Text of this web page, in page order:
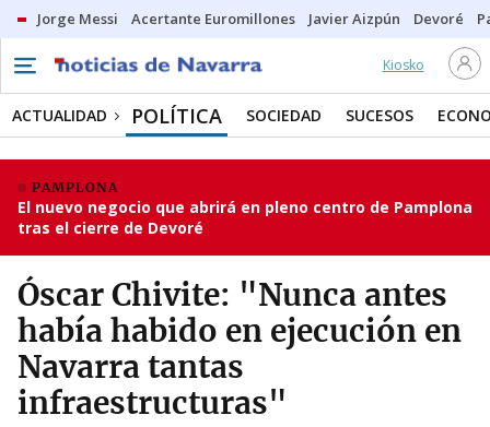
Jorge Messi Acertante Euromillones Javier Aizpún Devoré
Kiosko
ACTUALIDAD POLÍTICA SOCIEDAD SUCESOS
PAMPLONA
El nuevo negocio que abrirá en pleno centro de Pamplona
tras el cierre de Devoré
Óscar Chivite: "Nunca antes
había habido en ejecución en
Navarra tantas
infraestructuras"